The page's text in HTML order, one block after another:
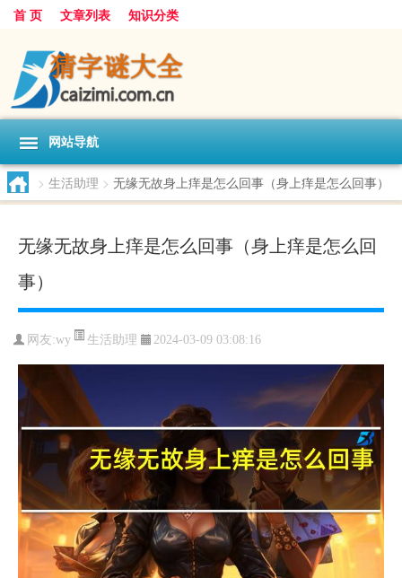
首 页 文章列表 知识分类
网站导航
> 生活助理 > 无缘无故身上痒是怎么回事（身上痒是怎么回事）
无缘无故身上痒是怎么回事（身上痒是怎么回
事）
网友:wy 生活助理 2024-03-09 03:08:16